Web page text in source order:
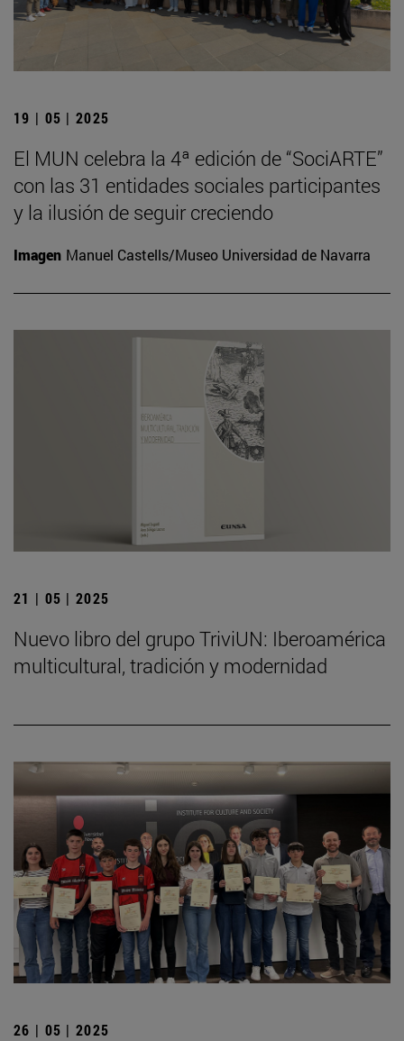
19 | 05 | 2025
El MUN celebra la 4ª edición de “SociARTE”
con las 31 entidades sociales participantes
y la ilusión de seguir creciendo
Imagen Manuel Castells/Museo Universidad de Navarra
21 | 05 | 2025
Nuevo libro del grupo TriviUN: Iberoamérica
multicultural, tradición y modernidad
26 | 05 | 2025